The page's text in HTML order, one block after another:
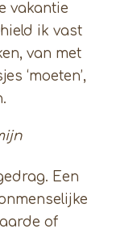
vakantie
ik vast
van met
‘moeten’,
Een
of